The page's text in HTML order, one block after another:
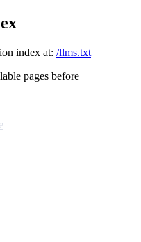
index at: /llms.txt
pages before